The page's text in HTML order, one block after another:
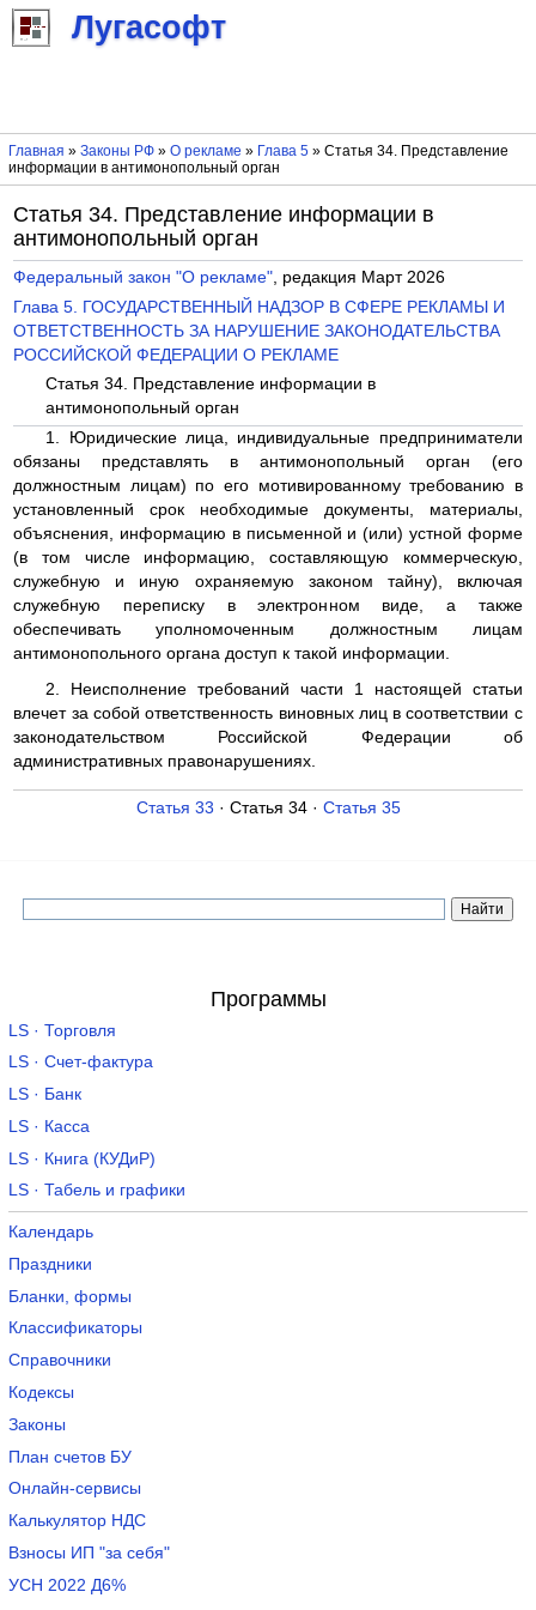
Лугасофт
Главная » Законы РФ» О рекламе » Глава 5» Статья 34. Представление
информации в антимонопольный орган
Статья 34. Представление информации в
антимонопольный орган
Федеральный закон "О рекламе", редакция Март 2026
Глава 5. ГОСУДАРСТВЕННЫЙ НАДЗОР В СФЕРЕ РЕКЛАМЫ И
ОТВЕТСТВЕННОСТЬ ЗА НАРУШЕНИЕ ЗАКОНОДАТЕЛЬСТВА
РОССИЙСКОЙ ФЕДЕРАЦИИ О РЕКЛАМЕ
Статья 34. Представление информации в
антимонопольный орган
1. Юридические лица, индивидуальные предприниматели
обязаны представлять в антимонопольный орган (его
должностным лицам) по его мотивированному требованию в
установленный срок необходимые документы, материалы,
объяснения, информацию в письменной и (или) устной форме
(в том числе информацию, составляющую коммерческую,
служебную и иную охраняемую законом тайну), включая
служебную переписку в электронном виде, а также
обеспечивать уполномоченным должностным лицам
антимонопольного органа доступ к такой информации.
2. Неисполнение требований части 1 настоящей статьи
влечет за собой ответственность виновных лиц в соответствии с
законодательством Российской Федерации об
административных правонарушениях.
Статья 33 · Статья 34 · Статья 35
Программы
LS · Торговля
LS · Счет-фактура
LS · Банк
LS · Касса
LS · Книга (КУДиР)
LS · Табель и графики
Календарь
Праздники
Бланки, формы
Классификаторы
Справочники
Кодексы
Законы
План счетов БУ
Онлайн-сервисы
Калькулятор НДС
Взносы ИП "за себя"
УСН 2022 Д6%